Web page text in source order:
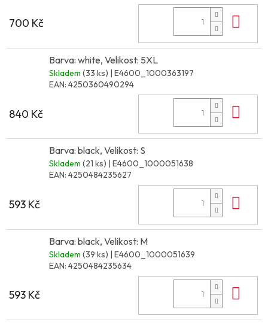
700 Kč
Barva: white, Velikost: 5XL
Skladem (33 ks) | E4600_1000363197
EAN: 4250360490294
840 Kč
Barva: black, Velikost: S
Skladem (21 ks) | E4600_1000051638
EAN: 4250484235627
593 Kč
Barva: black, Velikost: M
Skladem (39 ks) | E4600_1000051639
EAN: 4250484235634
593 Kč